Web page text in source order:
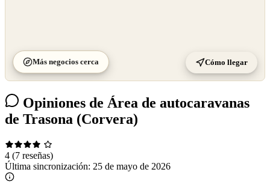
Más negocios cerca Cómo llegar
Opiniones de Área de autocaravanas
de Trasona (Corvera)
4 (7 reseñas)
Última sincronización: 25 de mayo de 2026